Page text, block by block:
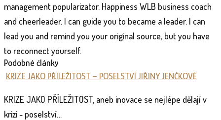
management popularizator. Happiness WLB business coach
and cheerleader. I can guide you to became a leader. I can
lead you and remind you your original source, but you have
to reconnect yourself.
Podobné články
KRIZE JAKO PŘÍLEŽITOST – POSELSTVÍ JIŘINY JENČKOVÉ
KRIZE JAKO PŘÍLEŽITOST, aneb inovace se nejlépe dělají v
krizi - poselství…